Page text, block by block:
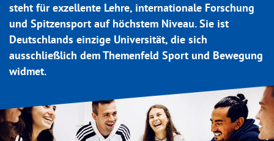
steht für exzellente Lehre, internationale Forschung
und Spitzensport auf höchstem Niveau. Sie ist
Deutschlands einzige Universität, die sich
ausschließlich dem Themenfeld Sport und Bewegung
widmet.